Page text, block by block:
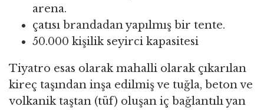
arena.
çatısı brandadan yapılmış bir tente.
50.000 kişilik seyirci kapasitesi
Tiyatro esas olarak mahalli olarak çıkarılan
kireç taşından inşa edilmiş ve tuğla, beton ve
volkanik taştan (tüf) oluşan iç bağlantılı yan